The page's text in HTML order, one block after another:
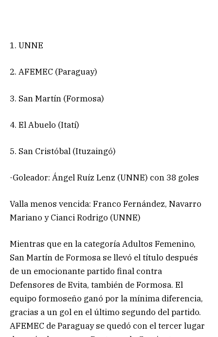
1. UNNE
2. AFEMEC (Paraguay)
3. San Martín (Formosa)
4. El Abuelo (Itatí)
5. San Cristóbal (Ituzaingó)
-Goleador: Ángel Ruíz Lenz (UNNE) con 38 goles
Valla menos vencida: Franco Fernández, Navarro
Mariano y Cianci Rodrigo (UNNE)
Mientras que en la categoría Adultos Femenino,
San Martín de Formosa se llevó el título después
de un emocionante partido final contra
Defensores de Evita, también de Formosa. El
equipo formoseño ganó por la mínima diferencia,
gracias a un gol en el último segundo del partido.
AFEMEC de Paraguay se quedó con el tercer lugar